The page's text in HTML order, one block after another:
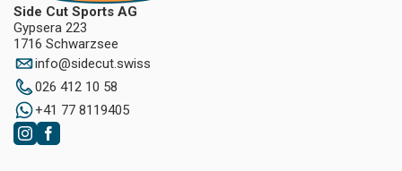
Side Cut Sports AG
Gypsera 223
1716 Schwarzsee
info@sidecut.swiss
026 412 10 58
+41 77 8119405